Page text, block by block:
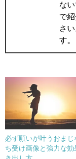
な
で
さ
す。
必ず願いが叶うおまじ
ち受け画像と強力な効